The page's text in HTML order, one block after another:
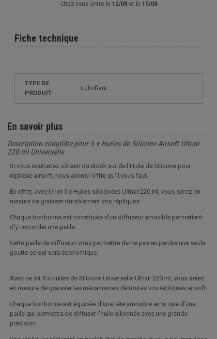
Chez vous entre le 12/08et le 15/08
Fiche technique
TYPE DE
PRODUIT
Lubrifiant
En savoir plus
Description complète pour 5 x Huiles de Silicone Airsoft Ultrair
220 ml Universelle
Si vous souhaitez obtenir du stock sur de l'Huile de Silicone pour
réplique airsoft, nous avons l'offre qu'il vous faut.
En effet, avec le lot 5 x Huiles siliconées Ultrair 220 ml, vous serez en
mesure de graisser durablement vos répliques.
Chaque bonbonne est constituée d'un diffuseur amovible permettant
d'y raccorder une paille.
Cette paille de diffusion vous permettra de ne pas en perdre une seule
goutte ce qui sera économique.
Avec ce lot 5 x Huiles de Silicone Universelle Ultrair 220 ml, vous serez
en mesure de graisser les mécanismes de toutes vos répliques airsoft.
Chaque bonbonne est équipée d'une tête amovible ainsi que d'une
paille qui permettra de diffuser l'huile siliconée avec une grande
précision.